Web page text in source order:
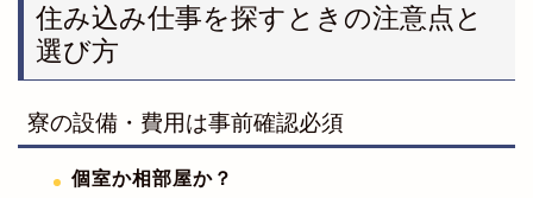
住み込み仕事を探すときの注意点と
選び方
寮の設備・費用は事前確認必須
個室か相部屋か？